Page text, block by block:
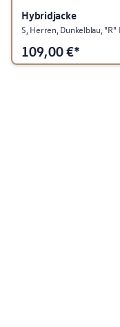
Hybridjacke
109,00€*